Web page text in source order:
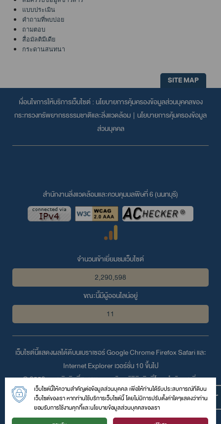
แบบประเมิน
คำถามที่พบบ่อย
ถามตอบ
สื่อมัลติมีเดีย
กระดานสนทนา
SITE MAP
เงื่อนไขการให้บริการเว็บไซต์ : นโยบายการคุ้มครองข้อมูลส่วนบุคคลของ
กระทรวงทรัพยากรธรรมชาติและสิ่งแวดล้อม | นโยบายการคุ้มครองข้อมูล
ส่วนบุคคล
สำนักงานสิ่งแวดล้อมและควบคุมมลพิษที่ 6 (นนทบุรี)
จำนวนเข้าเยี่ยมชมเว็บไซต์
2,290,598
ขณะนี้มีผู้ออนไลน์อยู่
11
เว็บไซต์นี้แสดงผลได้ดีบนเบราเซอร์Google ChromeFirefoxSafariและ
Internet Explorerเวอร์ชั่น 10 ขึ้นไป
© 2559 สงวนลิขสิทธิ์ตามพระราชบัญญัติลิขสิทธิ์โดย สำนักงานสิ่ง
แวดล้อมและควบคุมมลพิษที่ 6 (นนทบุรี)
47/100 หมู่ 4 ต.ตลาดขวัญ อ.เมือง จ.นนทบุรี 11000
โทรศัพท์ :029688065| โทรสาร : 029688062 | อีเมล์ :
เว็บไซต์นี้ให้ความสำคัญต่อข้อมูลส่วนบุคคล เพื่อให้ท่านได้รับประสบการณ์ที่ดีบน
เว็บไซต์ของเรา หากท่านใช้บริการเว็บไซต์นี้ โดยไม่มีการปรับตั้งค่าใดๆแสดงว่าท่าน
ยอมรับการใช้งานคุกกี้และนโยบายข้อมูลส่วนบุคคลของเรา